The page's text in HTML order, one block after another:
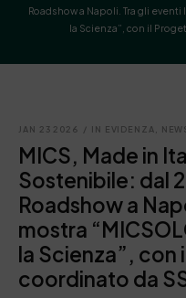
Roadshow a Napoli. Tra gli
la Scienza”, con il
JAN 23 2026 / IN EVIDENZA,
MICS, Made in
Sostenibile: dal
Roadshow a
mostra
la Scienza”, con
coordinato da